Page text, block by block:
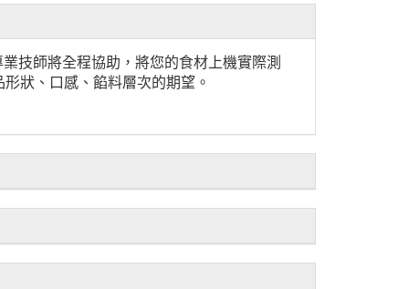
技師將全程協助，將您的食材上機實際測
狀、口感、餡料層次的期望。